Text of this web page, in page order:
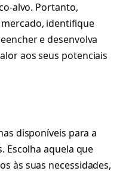
alvo. Portanto,
identifique
e desenvolva
aos seus potenciais
disponíveis para a
Escolha aquela que
às suas necessidades,